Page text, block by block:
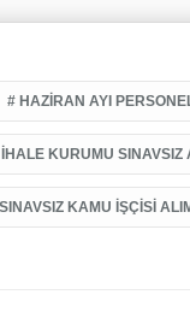
HAZIRAN AYI
KURUMU SINAVSIZ
SINAVSIZ KAMU IŞÇISI